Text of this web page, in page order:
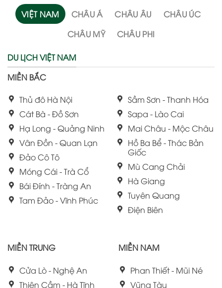
VIỆT NAM CHÂU Á CHÂU ÂU
CHÂU ÚC
CHÂU MỸ
CHÂU PHI
DU LỊCH VIỆT NAM
MIỀN BẮC
Thủ đô Hà Nội
Cát Bà - Đồ Sơn
Hạ Long - Quảng Ninh
Vân Đồn - Quan Lạn
Đảo Cô Tô
Móng Cái - Trà Cổ
Bái Đính - Tràng An
Tam Đảo - Vĩnh Phúc
Sầm Sơn - Thanh Hóa
Sapa - Lào Cai
Mai Châu - Mộc Châu
Hồ Ba Bể - Thác Bản
Giốc
Mù Cang Chải
Hà Giang
Tuyên Quang
Điện Biên
MIỀN TRUNG
Cửa Lò - Nghệ An
Thiên Cầm - Hà Tĩnh
MIỀN NAM
Phan Thiết - Mũi Né
Vũng Tàu